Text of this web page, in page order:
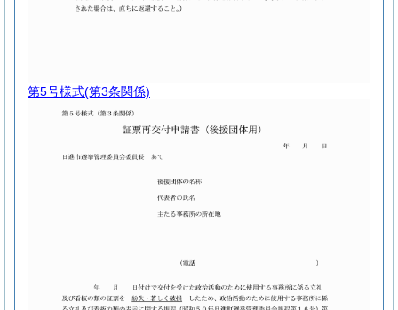
第5号様式(第3条関係)